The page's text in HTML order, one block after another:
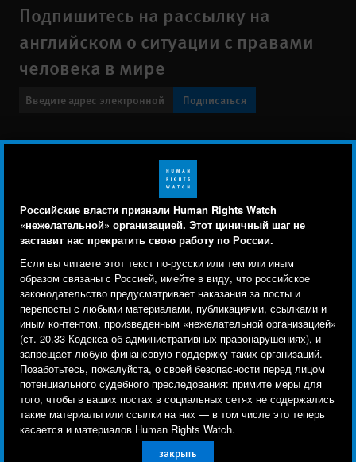
Российские власти признали Human Rights Watch
«нежелательной» организацией. Этот циничный шаг не
заставит нас прекратить свою работу по России.
Если вы читаете этот текст по-русски или тем или иным
образом связаны с Россией, имейте в виду, что российское
законодательство предусматривает наказания за посты и
перепосты с любыми материалами, публикациями, ссылками и
иным контентом, произведенным «нежелательной организацией»
(ст. 20.33 Кодекса об административных правонарушениях), и
запрещает любую финансовую поддержку таких организаций.
Позаботьтесь, пожалуйста, о своей безопасности перед лицом
потенциального судебного преследования: примите меры для
того, чтобы в ваших постах в социальных сетях не содержались
такие материалы или ссылки на них — в том числе это теперь
касается и материалов Human Rights Watch.
закрыть
Подпишитесь на рассылку на
английском о ситуации с правами
человека в мире
Подписаться
Свяжитесь с нами
menu
Заявление о политике конфиденциальности
Карта сайта
Text Version
© 2026 Human Rights Watch
Human Rights Watch| 350 Fifth Avenue, 34th Floor | New York,NY
10118-3299USA|t1.212.290.4700
Human Rights Watchis a 501(C)(3) nonprofit registered in the US
under EIN: 13-2875808
Human Rights Watch cookie preferences
Мы используем файлы cookie, технологии
отслеживания и сторонние аналитические
инструменты, чтобы лучше понять, кто посещает
сайт, и улучшить ваш опыт взаимодействия с ним.
Используя наш сайт, вы соглашаетесь с этим.
Ознакомьтесь с нашей политикой
конфиденциальности,чтобы узнать, для чего
используются файлы cookie и как изменить ваши
настройки.